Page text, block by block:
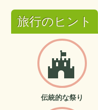
旅行のヒント
伝統的な祭り